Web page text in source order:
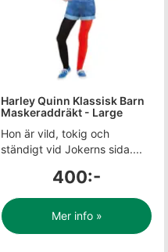
Harley Quinn Klassisk Barn
Maskeraddräkt - Large
Hon är vild, tokig och
ständigt vid Jokerns sida....
400:-
Mer info »